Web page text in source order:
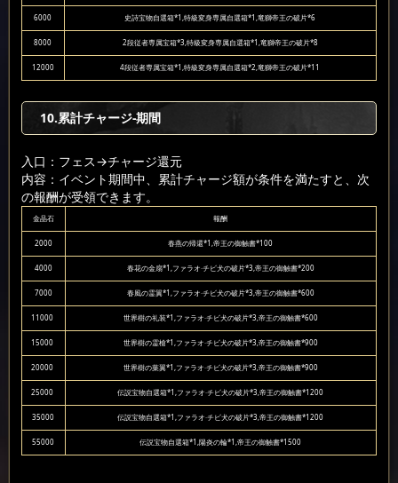
6000 史詩宝物自選箱*1,特級変身専属自選箱*1,竜獅帝王の破片*6
8000 2段従者専属宝箱*3,特級変身専属自選箱*1,竜獅帝王の破片*8
12000 4段従者専属宝箱*1,特級変身専属自選箱*2,竜獅帝王の破片*11
10.累計チャージ-期間
入口：フェス→チャージ還元
内容：イベント期間中、累計チャージ額が条件を満たすと、次
の報酬が受領できます。
金晶石 報酬
2000 春燕の帰還*1,帝王の御触書*100
4000 春花の金扇*1,ファラオ·チビ犬の破片*3,帝王の御触書*200
7000 春風の霊翼*1,ファラオ·チビ犬の破片*3,帝王の御触書*600
11000 世界樹の礼装*1,ファラオ·チビ犬の破片*3,帝王の御触書*600
15000 世界樹の霊槍*1,ファラオ·チビ犬の破片*3,帝王の御触書*900
20000 世界樹の葉翼*1,ファラオ·チビ犬の破片*3,帝王の御触書*900
25000 伝説宝物自選箱*1,ファラオ·チビ犬の破片*3,帝王の御触書*1200
35000 伝説宝物自選箱*1,ファラオ·チビ犬の破片*3,帝王の御触書*1200
55000 伝説宝物自選箱*1,陽炎の輪*1,帝王の御触書*1500